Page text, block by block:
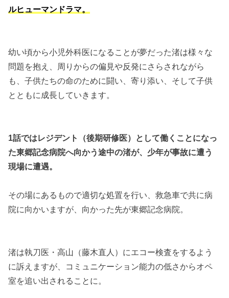
ルヒューマンドラマ。
幼い頃から小児外科医になることが夢だった渚は様々な
問題を抱え、周りからの偏見や反発にさらされながら
も、子供たちの命のために闘い、寄り添い、そして子供
とともに成長していきます。
1話ではレジデント（後期研修医）として働くことになっ
た東郷記念病院へ向かう途中の渚が、少年が事故に遭う
現場に遭遇。
その場にあるもので適切な処置を行い、救急車で共に病
院に向かいますが、向かった先が東郷記念病院。
渚は執刀医・高山（藤木直人）にエコー検査をするよう
に訴えますが、コミュニケーション能力の低さからオペ
室を追い出されることに。